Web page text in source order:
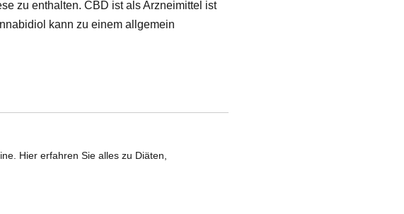
zu enthalten. CBD ist als Arzneimittel ist
kann zu einem allgemein
Hier erfahren Sie alles zu Diäten,